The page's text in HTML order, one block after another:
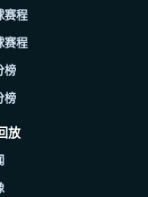
赛程
赛程
榜
榜
放